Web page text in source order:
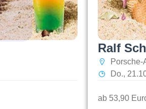
Ralf
Porsche-
Do.,
ab 53,90